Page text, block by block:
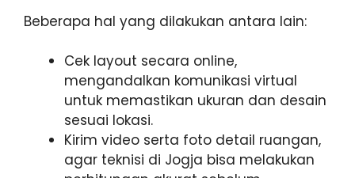
Beberapa hal yang dilakukan antara lain:
Cek layout secara online,
mengandalkan komunikasi virtual
untuk memastikan ukuran dan desain
sesuai lokasi.
Kirim video serta foto detail ruangan,
agar teknisi di Jogja bisa melakukan